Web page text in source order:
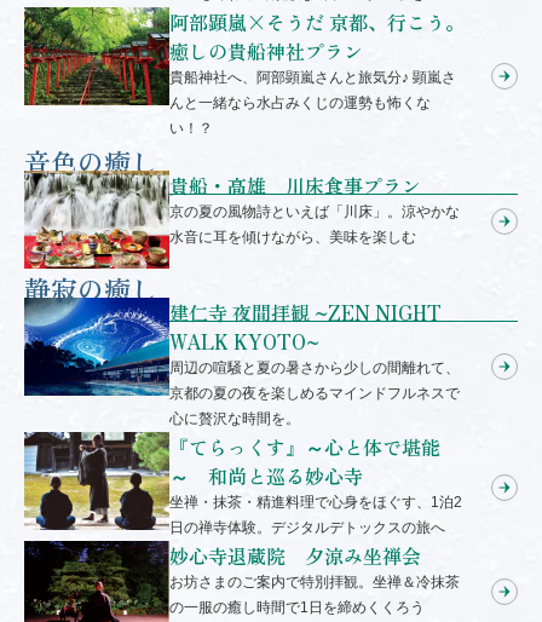
阿部顕嵐×そうだ 京都、行こう。
癒しの貴船神社プラン
貴船神社へ、阿部顕嵐さんと旅気分♪ 顕嵐さ
んと一緒なら水占みくじの運勢も怖くな
い！？
音色の癒し
貴船・高雄 川床食事プラン
京の夏の風物詩といえば「川床」。涼やかな
水音に耳を傾けながら、美味を楽しむ
静寂の癒し
建仁寺 夜間拝観 ~ZEN NIGHT
WALK KYOTO~
周辺の喧騒と夏の暑さから少しの間離れて、
京都の夏の夜を楽しめるマインドフルネスで
心に贅沢な時間を。
『てらっくす』～心と体で堪能
～ 和尚と巡る妙心寺
坐禅・抹茶・精進料理で心身をほぐす、1泊2
日の禅寺体験。デジタルデトックスの旅へ
妙心寺退蔵院 夕涼み坐禅会
お坊さまのご案内で特別拝観。坐禅＆冷抹茶
の一服の癒し時間で1日を締めくくろう